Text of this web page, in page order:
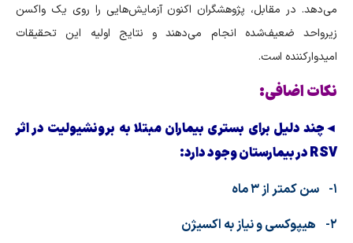
می‌دهد. در مقابل، پژوهشگران اکنون آزمایش‌هایی را روی یک واکسن
زیرواحد ضعیف‌شده انجام می‌دهند و نتایج اولیه این تحقیقات
امیدوارکننده است.
نکات اضافی:
◄چند دلیل برای بستری بیماران مبتلا به برونشیولیت در اثر
RSVدر بیمارستان وجود دارد:
۱- سن کمتر از ۳ ماه
۲- هیپوکسی و نیاز به اکسیژن